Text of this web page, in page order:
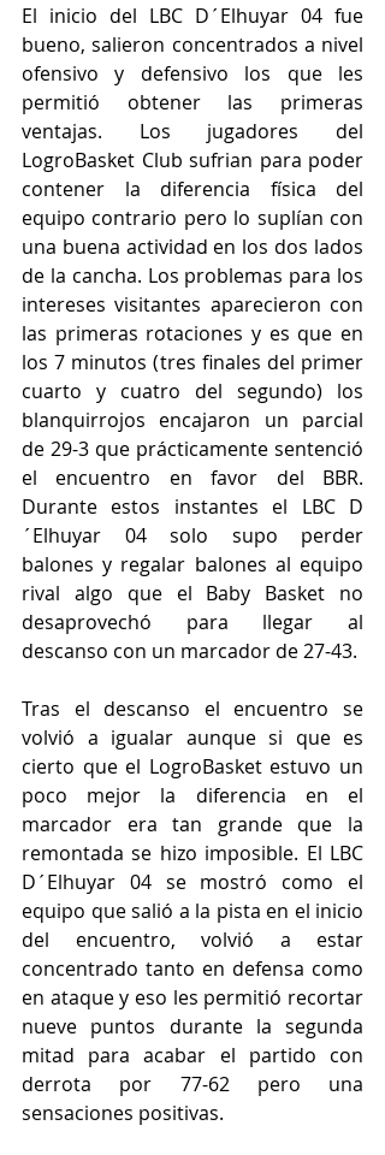
El inicio del LBC D´Elhuyar 04 fue
bueno, salieron concentrados a nivel
ofensivo y defensivo los que les
permitió obtener las primeras
ventajas. Los jugadores del
LogroBasket Club sufrian para poder
contener la diferencia física del
equipo contrario pero lo suplían con
una buena actividad en los dos lados
de la cancha. Los problemas para los
intereses visitantes aparecieron con
las primeras rotaciones y es que en
los 7 minutos (tres finales del primer
cuarto y cuatro del segundo) los
blanquirrojos encajaron un parcial
de 29-3 que prácticamente sentenció
el encuentro en favor del BBR.
Durante estos instantes el LBC D
´Elhuyar 04 solo supo perder
balones y regalar balones al equipo
rival algo que el Baby Basket no
desaprovechó para llegar al
descanso con un marcador de 27-43.
Tras el descanso el encuentro se
volvió a igualar aunque si que es
cierto que el LogroBasket estuvo un
poco mejor la diferencia en el
marcador era tan grande que la
remontada se hizo imposible. El LBC
D´Elhuyar 04 se mostró como el
equipo que salió a la pista en el inicio
del encuentro, volvió a estar
concentrado tanto en defensa como
en ataque y eso les permitió recortar
nueve puntos durante la segunda
mitad para acabar el partido con
derrota por 77-62 pero una
sensaciones positivas.